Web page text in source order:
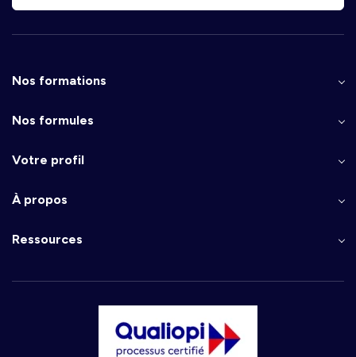
Nos formations
Nos formules
Votre profil
À propos
Ressources